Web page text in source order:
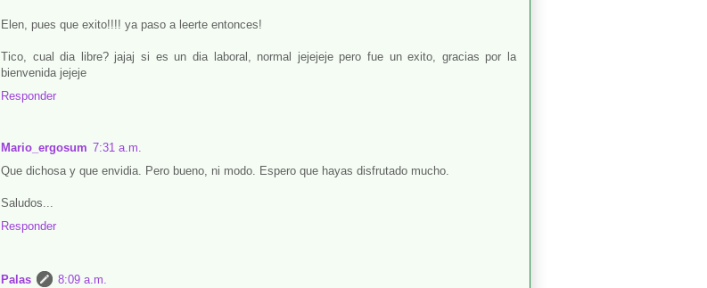
Elen, pues que exito!!!! ya paso a leerte entonces!
Tico, cual dia libre? jajaj si es un dia laboral, normal jejejeje pero fue un exito, gracias por la
bienvenida jejeje
Responder
Mario_ergosum 7:31 a.m.
Que dichosa y que envidia. Pero bueno, ni modo. Espero que hayas disfrutado mucho.
Saludos...
Responder
Palas
8:09 a.m.